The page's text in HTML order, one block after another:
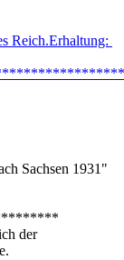
Reich.Erhaltung:
Sachsen 1931"
der